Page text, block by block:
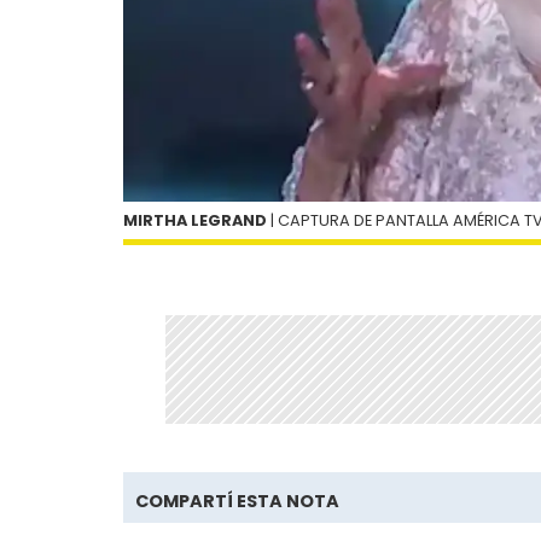
MIRTHA LEGRAND | CAPTURA DE PANTALLA AMÉRICA
COMPARTÍ ESTA NOTA